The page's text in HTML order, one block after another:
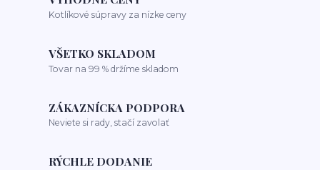
Kotlíkové súpravy za nízke ceny
VŠETKO SKLADOM
Tovar na 99 % držíme skladom
ZÁKAZNÍCKA PODPORA
Neviete si rady, stačí zavolať
RÝCHLE DODANIE